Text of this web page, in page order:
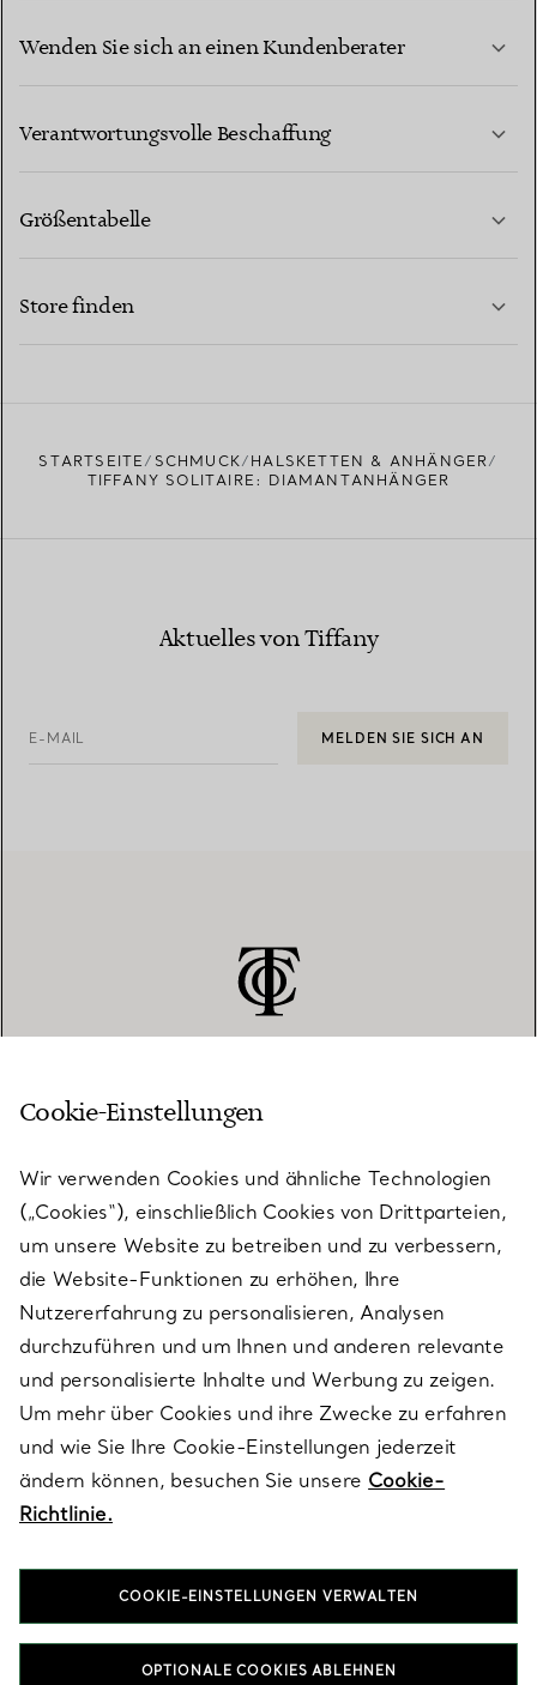
Wenden Sie sich an einen Kundenberater
Verantwortungsvolle Beschaffung
Größentabelle
Store finden
STARTSEITE SCHMUCK
HALSKETTEN & ANHÄNGER
TIFFANY SOLITAIRE: DIAMANTANHÄNGER
Aktuelles von Tiffany
E-MAIL MELDEN SIE SICH AN
KUNDENSERVICE
SERVICES
ÜBER TIFFANY & CO.
RECHTLICHE HINWEISE
FOLGEN SIE UNS
Cookie-Einstellungen
Wir verwenden Cookies und ähnliche Technologien
(„Cookies“), einschließlich Cookies von Drittparteien,
um unsere Website zu betreiben und zu verbessern,
die Website-Funktionen zu erhöhen, Ihre
Nutzererfahrung zu personalisieren, Analysen
durchzuführen und um Ihnen und anderen relevante
und personalisierte Inhalte und Werbung zu zeigen.
Um mehr über Cookies und ihre Zwecke zu erfahren
und wie Sie Ihre Cookie-Einstellungen jederzeit
ändern können, besuchen Sie unsere Cookie-
Richtlinie.
COOKIE-EINSTELLUNGEN VERWALTEN
OPTIONALE COOKIES ABLEHNEN